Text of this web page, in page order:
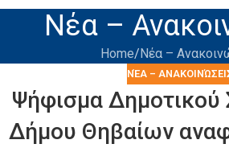
Νέα –
Home Νέα –
ΝΈΑ –
Ψήφισμα Δημοτικού
Δήμου Θηβαίων